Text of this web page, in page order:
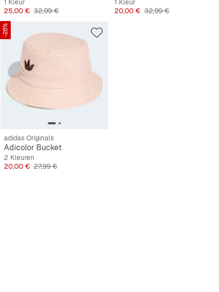
1 Kleur
Prijs
25,00 € Originele Prijs
32,99 €
1 Kleur
Prijs
20,00 € Originele Prijs
32,99 €
-28%
adidas Originals
Adicolor Bucket
2 Kleuren
Prijs
20,00 € Originele Prijs
27,99 €